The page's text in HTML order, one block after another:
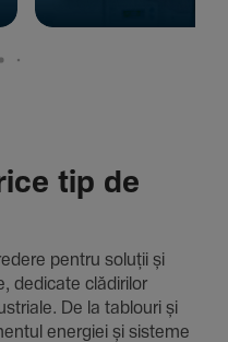
tip de
pentru soluții și
dedi­cate clădi­rilor
De la tablouri și
energiei și sisteme